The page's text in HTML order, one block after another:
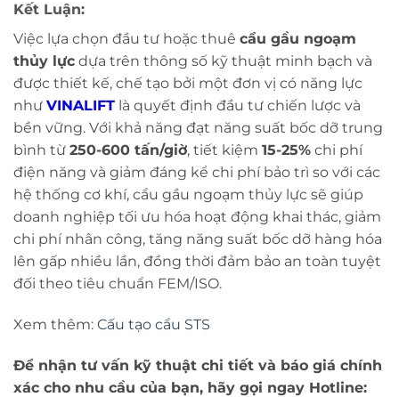
Kết Luận:
Việc lựa chọn đầu tư hoặc thuê cẩu gầu ngoạm
thủy lực dựa trên thông số kỹ thuật minh bạch và
được thiết kế, chế tạo bởi một đơn vị có năng lực
như VINALIFT là quyết định đầu tư chiến lược và
bền vững. Với khả năng đạt năng suất bốc dỡ trung
bình từ 250-600 tấn/giờ, tiết kiệm 15-25% chi phí
điện năng và giảm đáng kể chi phí bảo trì so với các
hệ thống cơ khí, cẩu gầu ngoạm thủy lực sẽ giúp
doanh nghiệp tối ưu hóa hoạt động khai thác, giảm
chi phí nhân công, tăng năng suất bốc dỡ hàng hóa
lên gấp nhiều lần, đồng thời đảm bảo an toàn tuyệt
đối theo tiêu chuẩn FEM/ISO.
Xem thêm: Cấu tạo cẩu STS
Để nhận tư vấn kỹ thuật chi tiết và báo giá chính
xác cho nhu cầu của bạn, hãy gọi ngay Hotline: